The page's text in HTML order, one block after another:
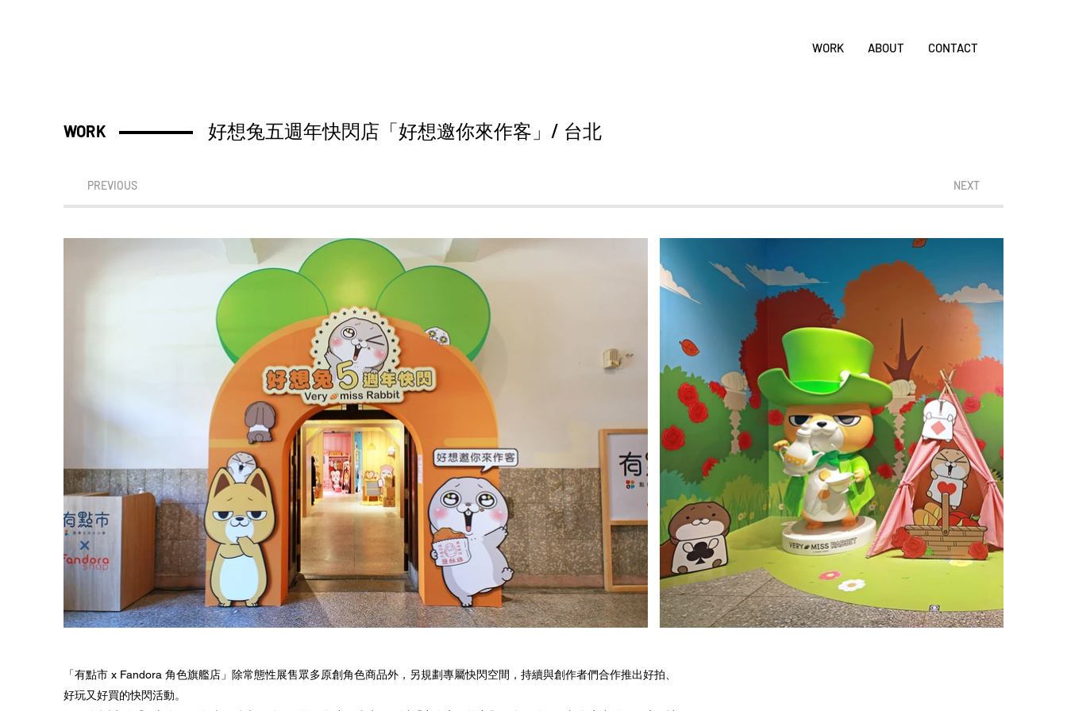
WORK ABOUT CONTACT
WORK 好想兔五週年快閃店「好想邀你來作客」 / 台北
PREVIOUS NEXT
「有點市 x Fandora 角色旗艦店」除常態性展售眾多原創角色商品外，另規劃專屬快閃空間，持續與創作者們合作推出好拍、
好玩又好買的快閃活動。